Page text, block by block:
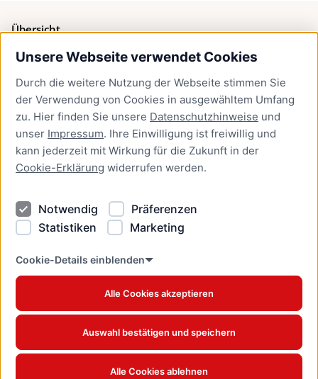
Unsere Webseite verwendet Cookies
Durch die weitere Nutzung der Webseite stimmen Sie
der Verwendung von Cookies in ausgewähltem Umfang
zu. Hier finden Sie unsere Datenschutzhinweise und
unser Impressum. Ihre Einwilligung ist freiwillig und
kann jederzeit mit Wirkung für die Zukunft in der
Cookie-Erklärung widerrufen werden.
Notwendig
Präferenzen
Statistiken
Marketing
Cookie-Details einblenden
Alle Cookies akzeptieren
Auswahl bestätigen und speichern
Alle Cookies ablehnen
Übersicht
Bürgerservice
Presse
Newsletter Lübeck:kompakt
Kontakt
Kontakt
Datenschutzhinweise
Barrierefreiheit
Cookie Erklärung
www.luebeck.de